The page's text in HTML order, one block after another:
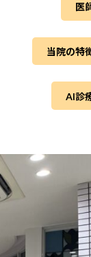
医
当院の特
AI診